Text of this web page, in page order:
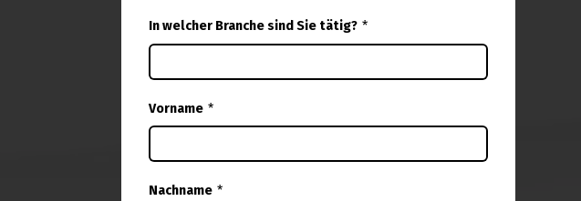
In welcher Branche sind Sie tätig? *
Vorname *
Nachname *